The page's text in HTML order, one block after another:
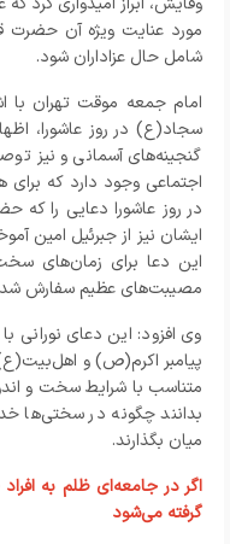
مورد عنایت ویژه آن حضرت
شامل حال عزاداران شود.
امام جمعه موقت تهران با
سجاد(ع) در روز عاشورا،
گنجینه‌های آسمانی و نیز
اجتماعی وجود دارد که
در روز عاشورا دعایی را که
ایشان نیز از جبرئیل امین
این دعا برای زمان‌های
مصیبت‌های عظیم سفارش
وی افزود: این دعای نورانی
پیامبر اکرم(ص) و
متناسب با شرایط سخت و
بدانند چگونه در سختی‌ها
میان بگذارند.
اگر در جامعه‌ای ظلم به
گرفته می‌شود